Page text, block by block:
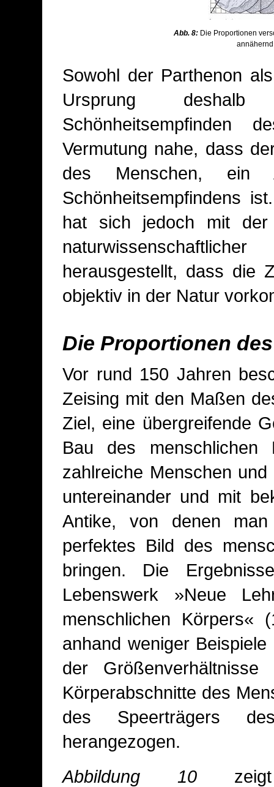
Abb. 8:Die Proportionen
Sowohl der Parthenon
Ursprung
Vermutung nahe, dass
des Menschen, ein
Schönheitsempfindens
hat sich jedoch mit der
herausgestellt, dass die
objektiv in der Natur
Die Proportionen
Vor rund 150 Jahren
Zeising mit den Maßen
Ziel, eine übergreifende
Bau des
zahlreiche Menschen
untereinander und mit
Antike, von denen
perfektes Bild des
bringen. Die
Lebenswerk »Neue
menschlichen Körpers«
anhand weniger
der
Körperabschnitte des
des Speerträgers
herangezogen.
Abbildung 10 zeigt